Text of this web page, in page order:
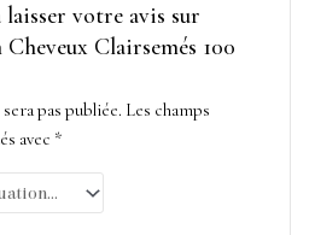
laisser votre avis sur
Clairsemés 100
pas publiée. Les champs
avec *